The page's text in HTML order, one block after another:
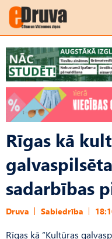
Rīgas kā
sadarbības
Druva Sabiedrība
Rīgas kā “Kultūras